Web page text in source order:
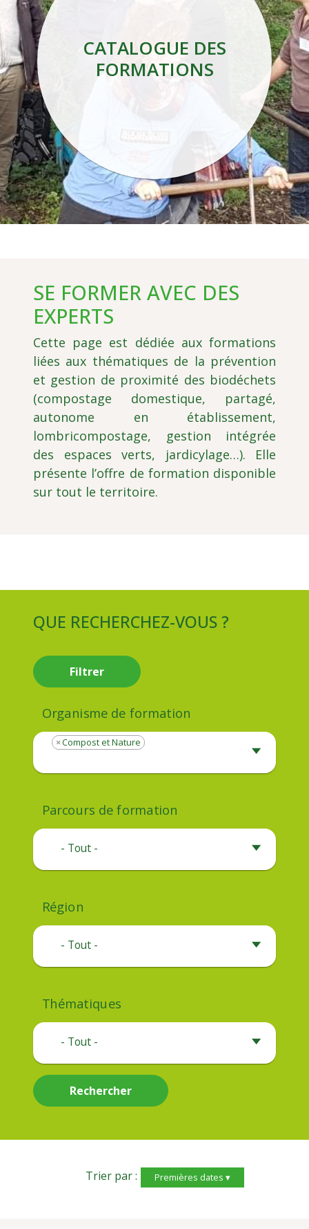
CATALOGUE DES
FORMATIONS
SE FORMER AVEC DES
EXPERTS
Cette page est dédiée aux formations
liées aux thématiques de la prévention
et gestion de proximité des biodéchets
(compostage domestique, partagé,
autonome en établissement,
lombricompostage, gestion intégrée
des espaces verts, jardicylage…). Elle
présente l’offre de formation disponible
sur tout le territoire.
QUE RECHERCHEZ-VOUS ?
Filtrer
×Compost et Nature
Organisme de formation
- Tout -
Parcours de formation
- Tout -
Région
- Tout -
Thématiques
Rechercher
Trier par : Premières dates